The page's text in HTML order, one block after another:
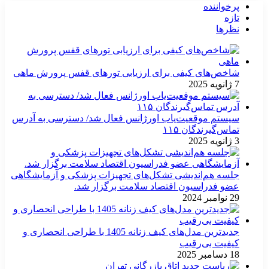
پرخواننده
تازه
نظرها
شاخص‌های کیفی برای ارزیابی تورهای قفس پرورش ماهی
7 ژانویه 2025
سیستم موقعیت‌یاب اورژانس فعال شد/ دسترسی به آدرس
تماس‌گیرندگان ۱۱۵
3 ژانویه 2025
جلسه هم‌اندیشی تشکل‌های تجهیزات پزشکی و آزمایشگاهی
عضو فدراسیون اقتصاد سلامت برگزار شد.
29 نوامبر 2024
جدیدترین مدل‌های کیف زنانه 1405 با طراحی انحصاری و
کیفیت بی‌رقیب
18 دسامبر 2025